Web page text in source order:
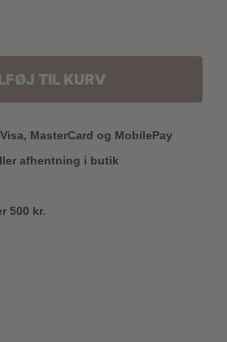
TIL KURV
MasterCard og MobilePay
afhentning i butik
500 kr.